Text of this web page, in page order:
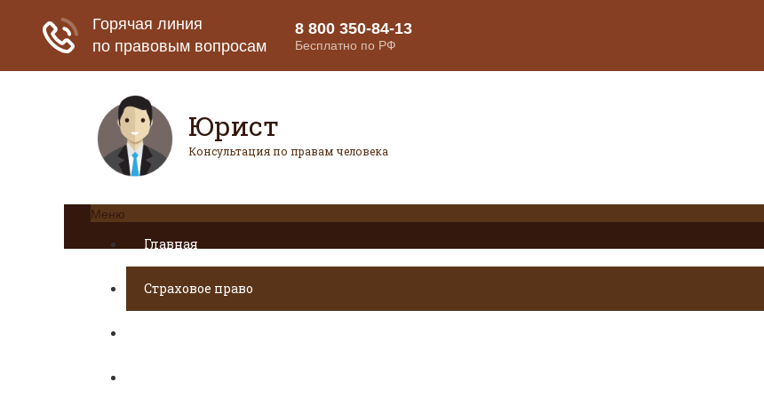
Юрист
Консультация по правам человека
Меню
Главная
Страховое право